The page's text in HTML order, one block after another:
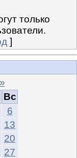
только
]
»
Вс
6
13
20
27